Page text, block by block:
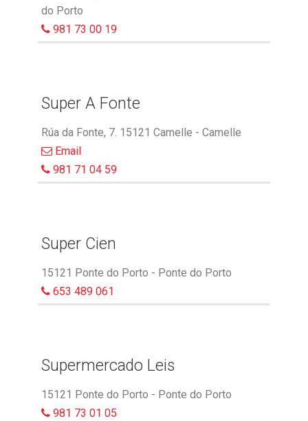
do Porto
981 73 00 19
Super A Fonte
Rúa da Fonte, 7. 15121 Camelle - Camelle
Email
981 71 04 59
Super Cien
15121 Ponte do Porto - Ponte do Porto
653 489 061
Supermercado Leis
15121 Ponte do Porto - Ponte do Porto
981 73 01 05